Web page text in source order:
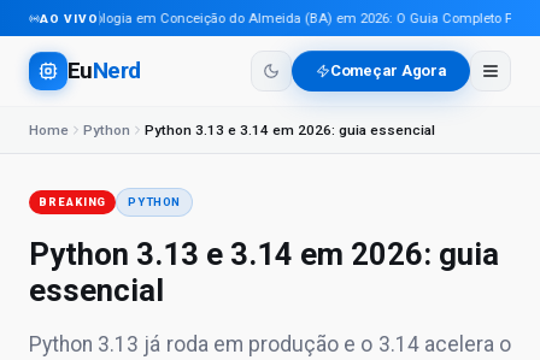
AO VIVO
Tecnologia em Conceição do Almeida (BA) em 2026: O Guia Completo Para
EuNerd Começar Agora
Home Python Python 3.13 e 3.14 em 2026: guia essencial
BREAKING PYTHON
Python 3.13 e 3.14 em 2026: guia
essencial
Python 3.13 já roda em produção e o 3.14 acelera o